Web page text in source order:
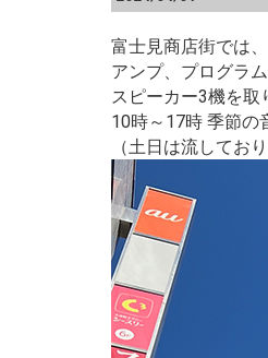
富士見商店街では、
アンプ、プログラ
スピーカー3機を取
10時～17時 季節の
（土日は流してお